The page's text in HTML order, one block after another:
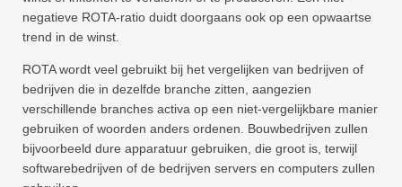
negatieve ROTA-ratio duidt doorgaans ook op een opwaartse
trend in de winst.
ROTA wordt veel gebruikt bij het vergelijken van bedrijven of
bedrijven die in dezelfde branche zitten, aangezien
verschillende branches activa op een niet-vergelijkbare manier
gebruiken of woorden anders ordenen. Bouwbedrijven zullen
bijvoorbeeld dure apparatuur gebruiken, die groot is, terwijl
softwarebedrijven of de bedrijven servers en computers zullen